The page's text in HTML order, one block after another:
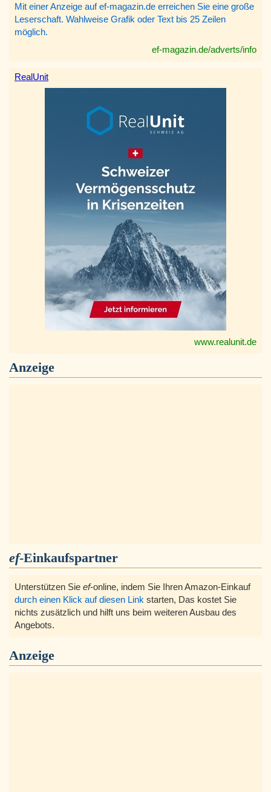
Mit einer Anzeige auf ef-magazin.de erreichen Sie eine große
Leserschaft. Wahlweise Grafik oder Text bis 25 Zeilen
möglich.
ef-magazin.de/adverts/info
RealUnit
www.realunit.de
Anzeige
ef-Einkaufspartner
Unterstützen Sie ef-online, indem Sie Ihren Amazon-Einkauf
durch einen Klick auf diesen Link starten, Das kostet Sie
nichts zusätzlich und hilft uns beim weiteren Ausbau des
Angebots.
Anzeige